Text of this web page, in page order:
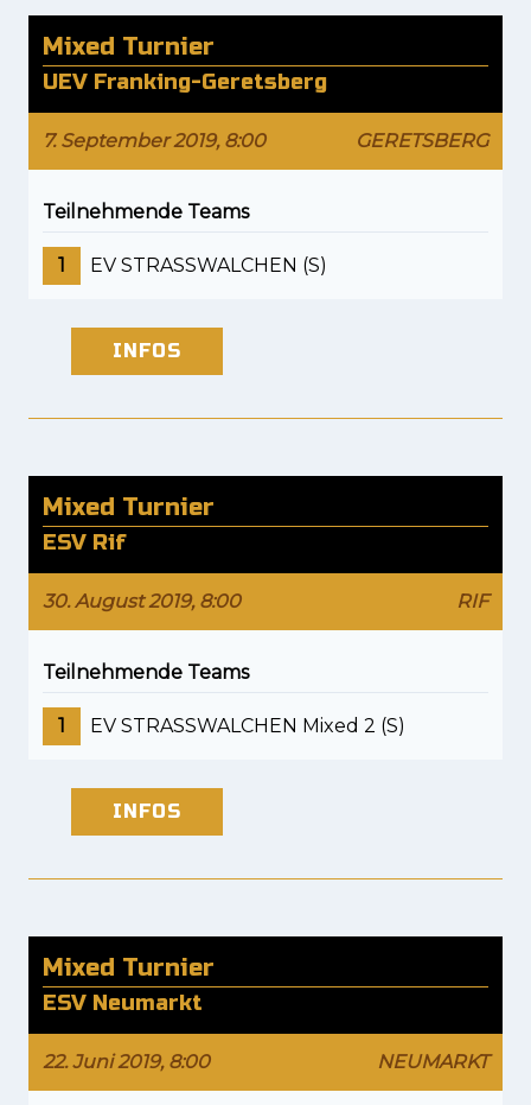
Mixed Turnier
UEV Franking-Geretsberg
7. September 2019, 8:00 GERETSBERG
Teilnehmende Teams
1 EV STRASSWALCHEN (S)
INFOS
Mixed Turnier
ESV Rif
30. August 2019, 8:00 RIF
Teilnehmende Teams
1 EV STRASSWALCHEN Mixed 2 (S)
INFOS
Mixed Turnier
ESV Neumarkt
22. Juni 2019, 8:00 NEUMARKT